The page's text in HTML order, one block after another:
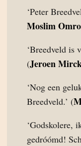
‘Peter
Moslim
‘Breedveld is
(Jeroen
‘Nog een
Breedveld.’ (
‘Godskolere,
gedróómd!